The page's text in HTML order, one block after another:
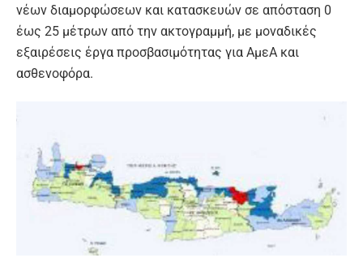
νέων διαμορφώσεων και κατασκευών σε απόσταση 0
έως 25 μέτρων από την ακτογραμμή, με μοναδικές
εξαιρέσεις έργα προσβασιμότητας για ΑμεΑ και
ασθενοφόρα.